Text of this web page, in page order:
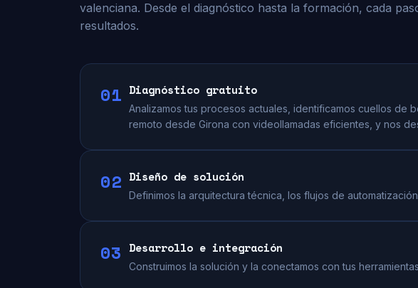
valenciana. Desde el diagnóstico hasta la formación, cada
resultados.
01 Diagnóstico gratuito
Analizamos tus procesos actuales, identificamos cuellos de
remoto desde Girona con videollamadas eficientes, y nos
02 Diseño de solución
Definimos la arquitectura técnica, los flujos de
03 Desarrollo e integración
Construimos la solución y la conectamos con tus